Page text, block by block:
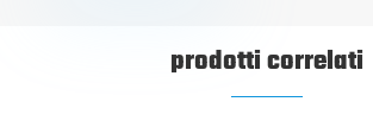
prodotti correlati